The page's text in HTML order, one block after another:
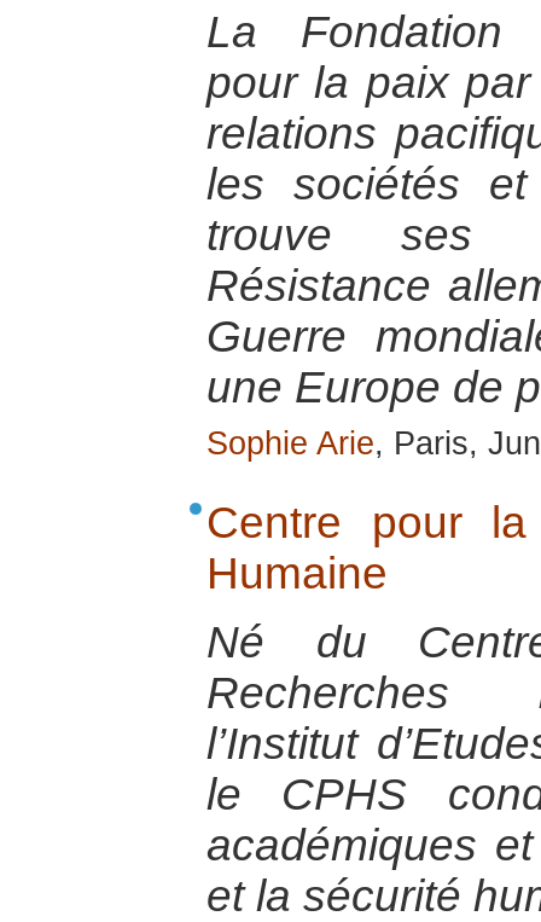
La Fondation
pour la paix par
relations
les sociétés
trouve ses
Résistance
Guerre
une Europe de
Sophie Arie, Paris,
Centre pour
Humaine
Né du
Recherches
l’Institut
le CPHS
académiques
et la sécurité